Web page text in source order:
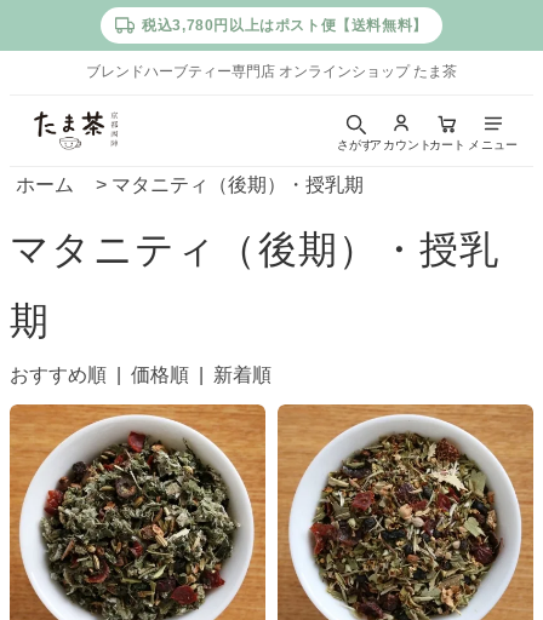
税込3,780円以上はポスト便【送料無料】
ブレンドハーブティー専門店 オンラインショップ たま茶
ま
｜
都
の
ブ
レ
ン
ド
ハ
さがすアカウントカート メニュー
ホーム > マタニティ（後期）・授乳期
マタニティ（後期）・授乳
期
おすすめ順 | 価格順 新着順